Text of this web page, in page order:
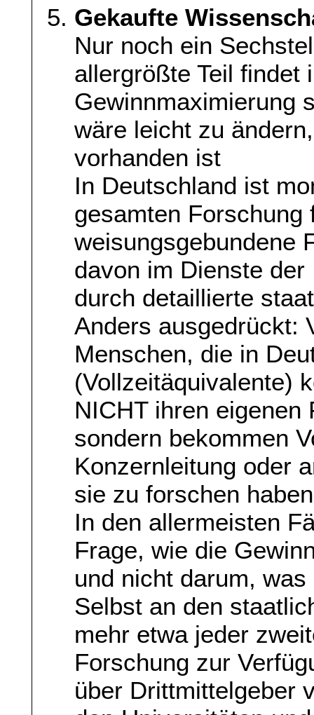
Gekaufte
Nur noch ein
allergrößte Teil findet
Gewinnmaximierung
wäre leicht zu
vorhanden ist
In Deutschland ist
gesamten
weisungsgebundene
davon im Dienste
durch detaillierte
Anders ausgedrückt:
Menschen, die in
(Vollzeitäquivalente)
NICHT ihren eigenen
sondern bekommen
Konzernleitung oder
sie zu forschen
In den allermeisten
Frage, wie die
und nicht darum,
Selbst an den
mehr etwa jeder
Forschung zur
über Drittmittelgeber